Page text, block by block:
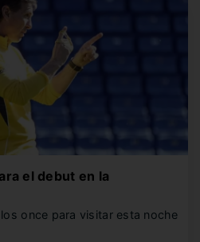
el debut en la
once para visitar esta noche